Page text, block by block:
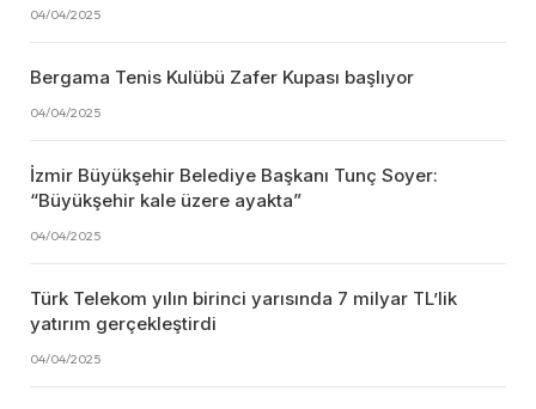
04/04/2025
Bergama Tenis Kulübü Zafer Kupası başlıyor
04/04/2025
İzmir Büyükşehir Belediye Başkanı Tunç Soyer:
“Büyükşehir kale üzere ayakta”
04/04/2025
Türk Telekom yılın birinci yarısında 7 milyar TL’lik
yatırım gerçekleştirdi
04/04/2025